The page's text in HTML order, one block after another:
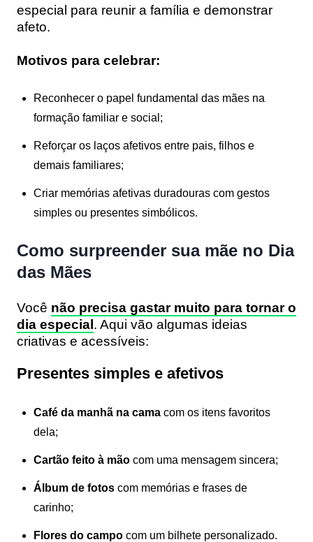
especial para reunir a família e demonstrar
afeto.
Motivos para celebrar:
Reconhecer o papel fundamental das mães na
formação familiar e social;
Reforçar os laços afetivos entre pais, filhos e
demais familiares;
Criar memórias afetivas duradouras com gestos
simples ou presentes simbólicos.
Como surpreender sua mãe no Dia
das Mães
Você não precisa gastar muito para tornar o
dia especial. Aqui vão algumas ideias
criativas e acessíveis:
Presentes simples e afetivos
Café da manhã na cama com os itens favoritos
dela;
Cartão feito à mão com uma mensagem sincera;
Álbum de fotos com memórias e frases de
carinho;
Flores do campo com um bilhete personalizado.